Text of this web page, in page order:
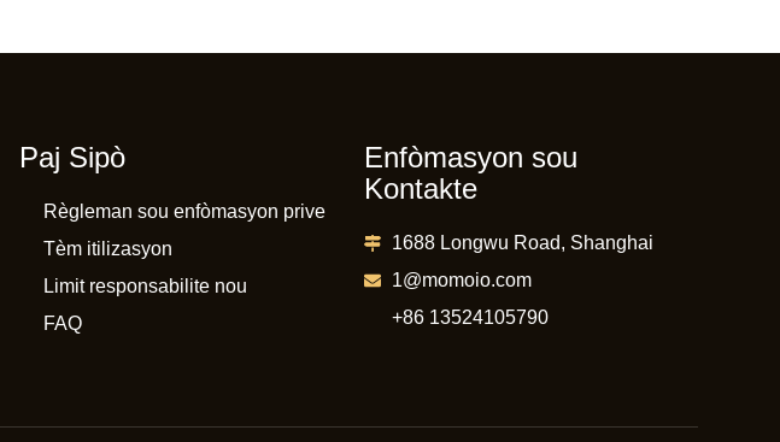
Paj Sipò
Règleman sou enfòmasyon prive
Tèm itilizasyon
Limit responsabilite nou
FAQ
Enfòmasyon sou
Kontakte
1688 Longwu Road, Shanghai
1@momoio.com
+86 13524105790